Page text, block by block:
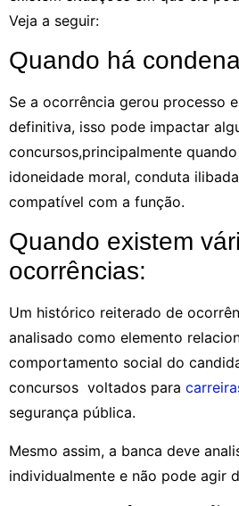
Veja a seguir:
Quando há
Se a ocorrência gerou processo
definitiva, isso pode impactar
concursos,principalmente
idoneidade moral, conduta
compatível com a função.
Quando existem
ocorrências:
Um histórico reiterado de
analisado como elemento
comportamento social do
concursos voltados para
segurança pública.
Mesmo assim, a banca deve
individualmente e não pode agir